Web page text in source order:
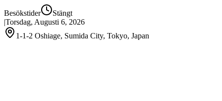
Besökstider
Stängt
|Torsdag, Augusti 6, 2026
1-1-2 Oshiage, Sumida City, Tokyo, Japan